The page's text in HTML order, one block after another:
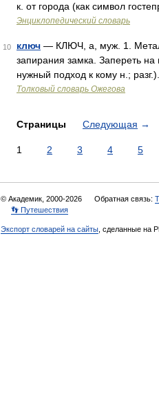
к. от города (как символ
Энциклопедический словарь
10 ключ — КЛЮЧ, а, муж. 1.
запирания замка. Запереть
нужный подход к кому н.;
Толковый словарь Ожегова
Страницы Следующая →
1 2 3 4 5
© Академик, 2000-2026 Обратная связь:
👣 Путешествия
Экспорт словарей на сайты , сделанные на